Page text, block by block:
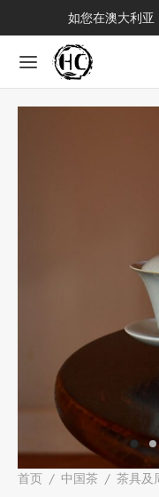
如您在澳大利亚
首页 / 中国茶 / 茶具及
返回
返回
返回
返回
返回
返回
返回
储
返回